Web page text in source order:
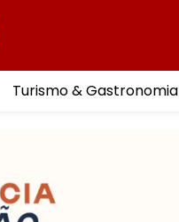
Turismo & Gastronomia